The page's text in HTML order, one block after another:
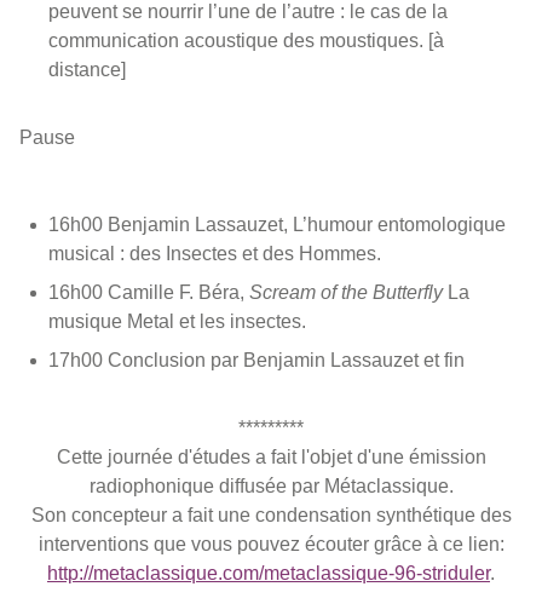
peuvent se nourrir l’une de l’autre : le cas de la
communication acoustique des moustiques. [à
distance]
Pause
16h00 Benjamin Lassauzet, L’humour entomologique
musical : des Insectes et des Hommes.
16h00 Camille F. Béra, Scream of the ButterflyLa
musique Metal et les insectes.
17h00 Conclusion par Benjamin Lassauzet et fin
*********
Cette journée d'études a fait l'objet d'une émission
radiophonique diffusée par Métaclassique.
Son concepteur a fait une condensation synthétique des
interventions que vous pouvez écouter grâce à ce lien:
http://metaclassique.com/metaclassique-96-striduler.